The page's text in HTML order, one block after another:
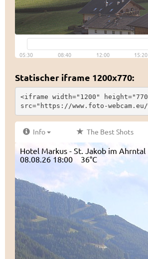
Statischer iframe 1200x770:
<iframe width="1200"